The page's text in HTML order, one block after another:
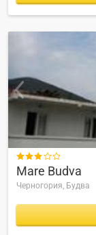

Mare Budva
Черногория, Будва